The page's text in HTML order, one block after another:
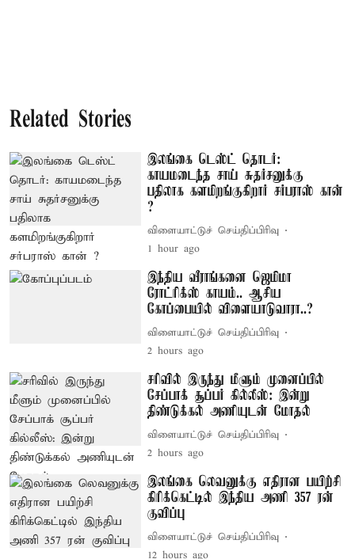
Related Stories
இலங்கை டெஸ்ட் தொடர்:
காயமடைந்த சாய் சுதர்சனுக்கு
பதிலாக களமிறங்குகிறார் சர்பராஸ் கான்
?
விளையாட்டுச் செய்திப்பிரிவு
1 hour ago
இந்திய வீராங்கனை ஜெமிமா
ரோட்ரிக்ஸ் காயம்.. ஆசிய
கோப்பையில் விளையாடுவாரா..?
விளையாட்டுச் செய்திப்பிரிவு
2 hours ago
சரிவில் இருந்து மீளும் முனைப்பில்
சேப்பாக் சூப்பர் கில்லீஸ்: இன்று
திண்டுக்கல் அணியுடன் மோதல்
விளையாட்டுச் செய்திப்பிரிவு
2 hours ago
இலங்கை லெவனுக்கு எதிரான பயிற்சி
கிரிக்கெட்டில் இந்திய அணி 357 ரன்
குவிப்பு
விளையாட்டுச் செய்திப்பிரிவு
12 hours ago